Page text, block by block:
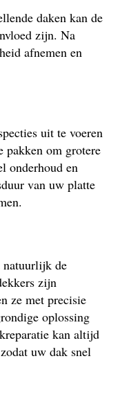
daken kan de
zijn. Na
afnemen en
uit te voeren
pakken om grotere
onderhoud en
van uw platte
natuurlijk de
zijn
ze met precisie
oplossing
kan altijd
uw dak snel